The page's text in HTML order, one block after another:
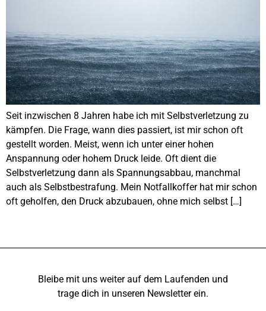
Seit inzwischen 8 Jahren habe ich mit Selbstverletzung zu
kämpfen. Die Frage, wann dies passiert, ist mir schon oft
gestellt worden. Meist, wenn ich unter einer hohen
Anspannung oder hohem Druck leide. Oft dient die
Selbstverletzung dann als Spannungsabbau, manchmal
auch als Selbstbestrafung. Mein Notfallkoffer hat mir schon
oft geholfen, den Druck abzubauen, ohne mich selbst […]
Bleibe mit uns weiter auf dem Laufenden und
trage dich in unseren Newsletter ein.